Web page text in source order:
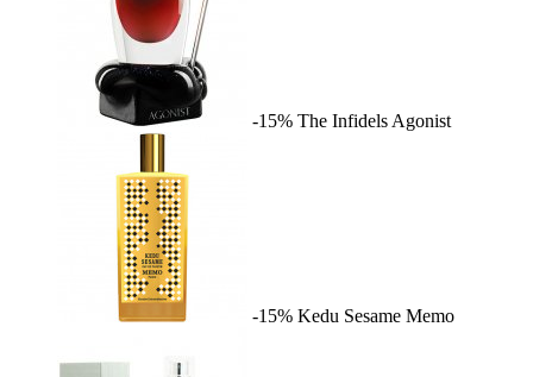
-15% The Infidels Agonist
-15% Kedu Sesame Memo